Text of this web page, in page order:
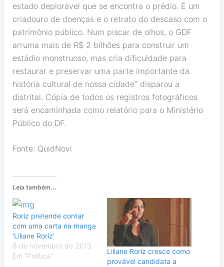
estado deplorável que se encontra o prédio. É um
criadouro de doenças e o retrato do descaso com o
patrimônio público. Num piscar de olhos, o GDF
arruma mais de R$ 2 bilhões para construir um
estádio monstruoso, mas cria dificuldade para
restaurar e preservar uma parte importante da
história cultural de nossa cidade” disparou a
distrital. Cópia de todos os registros fotográficos
será encaminhada como relatório para o Ministério
Público do DF.
Fonte: QuidNovi
Leia também...
Roriz pretende contar
com uma carta na manga
‘Liliane Roriz’
8 de novembro de 2013
Em "Política"
Liliane Roriz cresce como
provável candidata a